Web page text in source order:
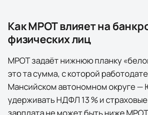
Как МРОТ влияет на
физических лиц
МРОТ задаёт нижнюю планку
это та сумма, с которой
Мансийском автономном округе —
удерживать НДФЛ 13 % и
зарплата не может быть ниже